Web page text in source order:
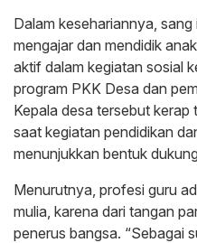
Dalam kesehariannya,
mengajar dan mendidik
aktif dalam kegiatan sosial
program PKK Desa dan
Kepala desa tersebut kerap
saat kegiatan pendidikan
menunjukkan bentuk
Menurutnya, profesi guru
mulia, karena dari tangan
penerus bangsa. “Sebagai